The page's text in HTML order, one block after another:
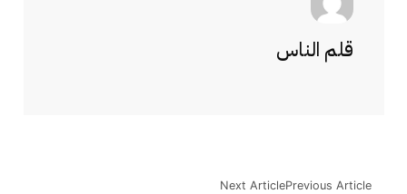
قلم الناس
Previous Article
Next Article